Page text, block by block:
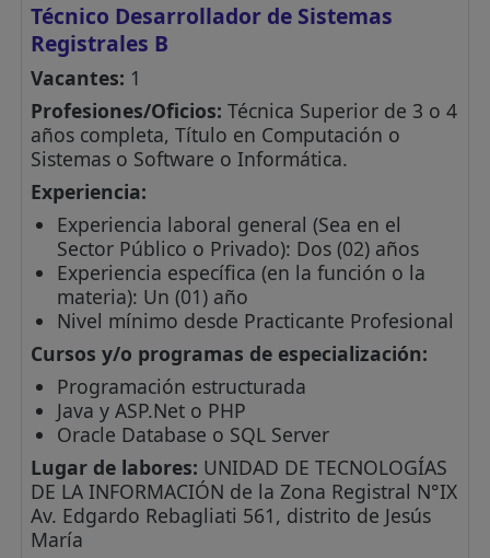
Técnico Desarrollador de Sistemas
Registrales B
Vacantes: 1
Profesiones/Oficios: Técnica Superior de 3 o 4
años completa, Título en Computación o
Sistemas o Software o Informática.
Experiencia:
Experiencia laboral general (Sea en el
Sector Público o Privado): Dos (02) años
Experiencia específica (en la función o la
materia): Un (01) año
Nivel mínimo desde Practicante Profesional
Cursos y/o programas de especialización:
Programación estructurada
Java y ASP.Net o PHP
Oracle Database o SQL Server
Lugar de labores: UNIDAD DE TECNOLOGÍAS
DE LA INFORMACIÓN de la Zona Registral N°IX
Av. Edgardo Rebagliati 561, distrito de Jesús
María